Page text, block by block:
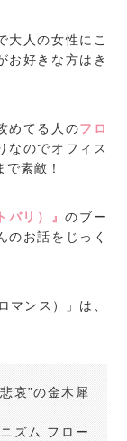
大人の女性にこ
お好きな方はき
めてる人のフロ
なのでオフィス
素敵！
バリ）』のブー
のお話をじっく
マンス）」は、
哀”の金木犀
ズム フロー